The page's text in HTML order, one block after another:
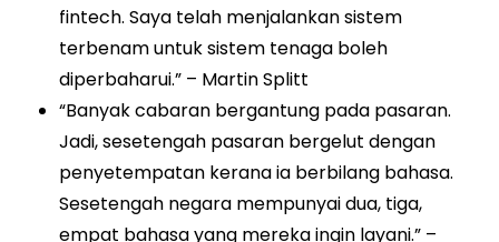
fintech. Saya telah menjalankan sistem
terbenam untuk sistem tenaga boleh
diperbaharui.” – Martin Splitt
“Banyak cabaran bergantung pada pasaran.
Jadi, sesetengah pasaran bergelut dengan
penyetempatan kerana ia berbilang bahasa.
Sesetengah negara mempunyai dua, tiga,
empat bahasa yang mereka ingin layani.” –